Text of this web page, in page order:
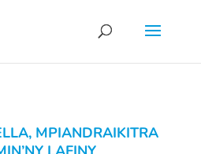
MPIANDRAIKITRA